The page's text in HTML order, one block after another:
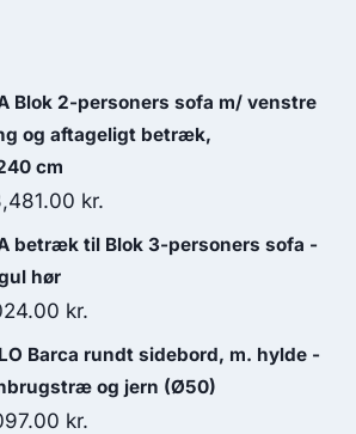
Blok 2-personers sofa m/ venstre
og aftageligt betræk,
cm
kr.
betræk til Blok 3-personers sofa -
hør
kr.
Barca rundt sidebord, m. hylde -
og jern (Ø50)
kr.